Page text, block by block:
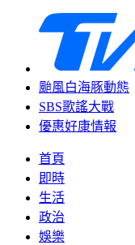
颱風白海豚動態
SBS歌謠大戰
優惠好康情報
首頁
即時
生活
政治
娛樂